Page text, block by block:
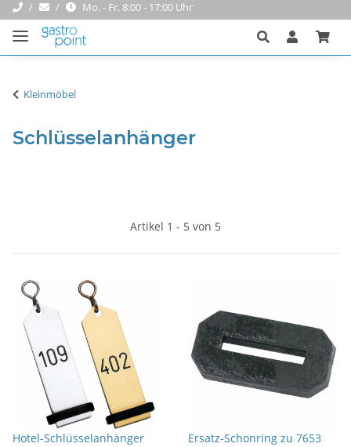
Mo. - Fr. 8:00 - 17:00 Uhr
Kleinmöbel
Schlüsselanhänger
Artikel 1 - 5 von 5
Hotel-Schlüsselanhänger
Ersatz-Schonring zu 7653